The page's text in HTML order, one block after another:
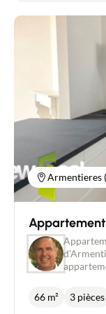
Armentieres
l'ancien.
espace
66 m² 3 pièces